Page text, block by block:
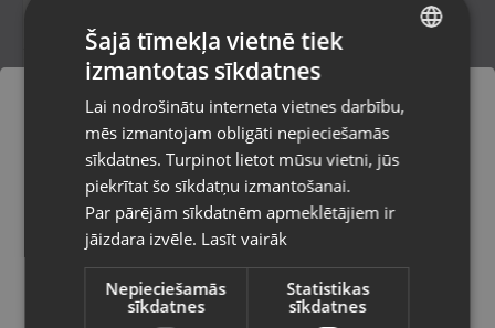
Kārbiņa 7102100
Smiltene, Baznīcas laukums 4
Stāvoklis Jauns (Garantija 24 mēneši)
1.50€
Pasūtījumi tiks piegādāti uz
izvēlēto valsti
Vietnes saturs būs attēlots izvēlētajā
valodā
Valsts
RUSSIAN
Šajā tīmekļa vietnē tiek
izmantotas sīkdatnes
Lai nodrošinātu interneta vietnes darbību,
mēs izmantojam obligāti nepieciešamās
sīkdatnes. Turpinot lietot mūsu vietni, jūs
piekrītat šo sīkdatņu izmantošanai.
Par pārējām sīkdatnēm apmeklētājiem ir
jāizdara izvēle. Lasīt vairāk
Nepieciešamās
sīkdatnes
Statistikas
sīkdatnes